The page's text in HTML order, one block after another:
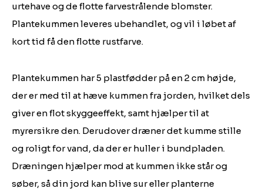
urtehave og de flotte farvestrålende blomster.
Plantekummen leveres ubehandlet, og vil i løbet af
kort tid få den flotte rustfarve.
Plantekummen har 5 plastfødder på en 2 cm højde,
der er med til at hæve kummen fra jorden, hvilket dels
giver en flot skyggeeffekt, samt hjælper til at
myrersikre den. Derudover dræner det kumme stille
og roligt for vand, da der er huller i bundpladen.
Dræningen hjælper mod at kummen ikke står og
søber, så din jord kan blive sur eller planterne